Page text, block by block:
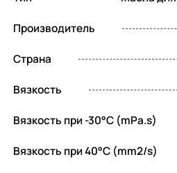
Производитель
Страна
Вязкость
Вязкость при -30°C (mPa.s)
Вязкость при 40°C (mm2/s)